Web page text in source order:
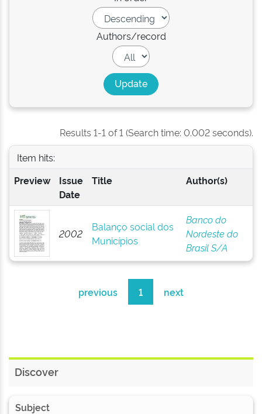
Authors/record
Results 1-1 of 1 (Search time: 0.002 seconds).
Item hits:
Preview
Issue
Date
Title Author(s)
2002
Balanço social dos
Municípios
Banco do
Nordeste do
Brasil S/A
previous 1 next
Discover
Subject